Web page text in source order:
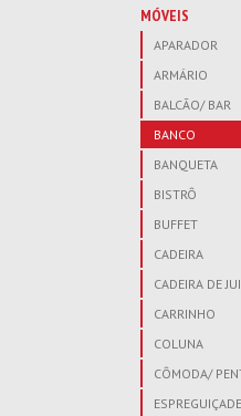
MÓVEIS
APARADOR
ARMÁRIO
BALCÃO/ BAR
BANCO
BANQUETA
BISTRÔ
BUFFET
CADEIRA
CADEIRA DE
CARRINHO
COLUNA
CÔMODA/